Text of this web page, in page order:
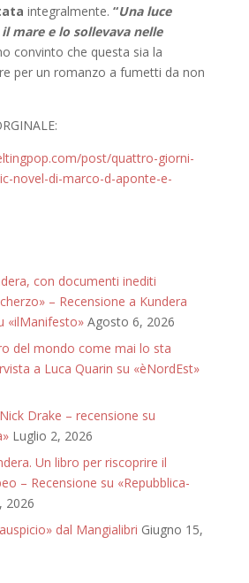
integralmente. “Una luce
mare e lo sollevava nelle
convinto che questa sia la
per un romanzo a fumetti da non
post/quattro-giorni-
novel-di-marco-d-aponte-e-
con documenti inediti
– Recensione a Kundera
«ilManifesto» Agosto 6, 2026
del mondo come mai lo sta
a Luca Quarin su «èNordEst»
Drake – recensione su
Luglio 2, 2026
Un libro per riscoprire il
– Recensione su «Repubblica-
2026
dal Mangialibri Giugno 15,